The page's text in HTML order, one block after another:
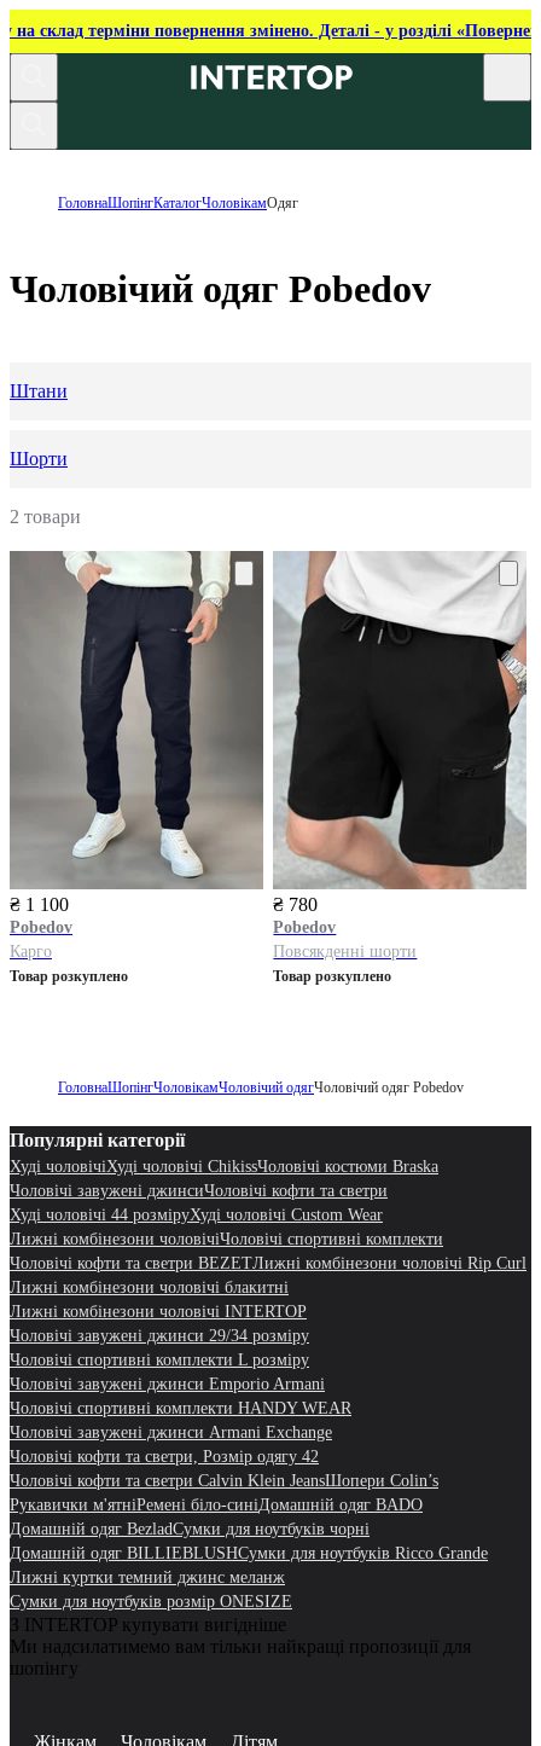
на склад терміни повернення змінено. Деталі - у розділі
ГоловнаШопінгКаталогЧоловікамОдяг
Чоловічий одяг Pobedov
Штани
Шорти
2 товари
₴ 1 100
Pobedov
Карго
Товар розкуплено
₴ 780
Pobedov
Повсякденні шорти
Товар розкуплено
ГоловнаШопінгЧоловікамЧоловічий одягЧоловічий одяг Pobedov
Популярні категорії
Худі чоловічіХуді чоловічі ChikissЧоловічі костюми Braska
Чоловічі завужені джинсиЧоловічі кофти та светри
Худі чоловічі 44 розміруХуді чоловічі Custom Wear
Лижні комбінезони чоловічіЧоловічі спортивні комплекти
Чоловічі кофти та светри BEZETЛижні комбінезони чоловічі Rip Curl
Лижні комбінезони чоловічі блакитні
Лижні комбінезони чоловічі INTERTOP
Чоловічі завужені джинси 29/34 розміру
Чоловічі спортивні комплекти L розміру
Чоловічі завужені джинси Emporio Armani
Чоловічі спортивні комплекти HANDY WEAR
Чоловічі завужені джинси Armani Exchange
Чоловічі кофти та светри, Розмір одягу 42
Чоловічі кофти та светри Calvin Klein JeansШопери Colin’s
Рукавички м'ятніРемені біло-синіДомашній одяг BADO
Домашній одяг BezladСумки для ноутбуків чорні
Домашній одяг BILLIEBLUSHСумки для ноутбуків Ricco Grande
Лижні куртки темний джинс меланж
Сумки для ноутбуків розмір ONESIZE
З INTERTOP купувати вигідніше
Ми надсилатимемо вам тільки найкращі пропозиції для
шопінгу
Жінкам Чоловікам Дітям